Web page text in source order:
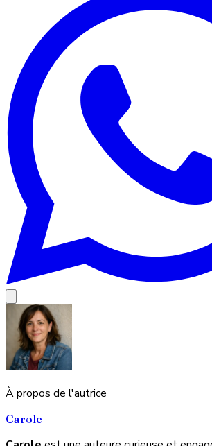
À propos de l'autrice
Carole